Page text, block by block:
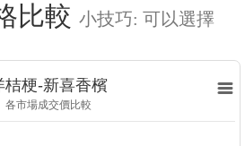
比較 小技巧: 可以選擇
桔梗-新喜香檳
各市場成交價比較